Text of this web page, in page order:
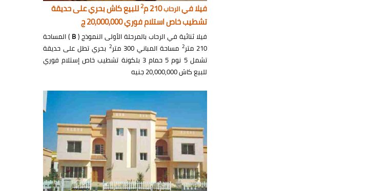
فيلا فيالرحاب210 م 2للبيع كاش بحري على حديقة
تشطيب خاص استلام فوري 20,000,000 ج
فيلا ثنائية في الرحاب بالمرحلة الأولى النموذج (B ) المساحة
210 متر
2 مساحة المباني 300 متر 2 بحري تطل على حديقة
تشمل 5 نوم 5 حمام 3 بلكونة تشطيب خاص إستلام فوري
للبيع كاش 20,000,000 جنيه